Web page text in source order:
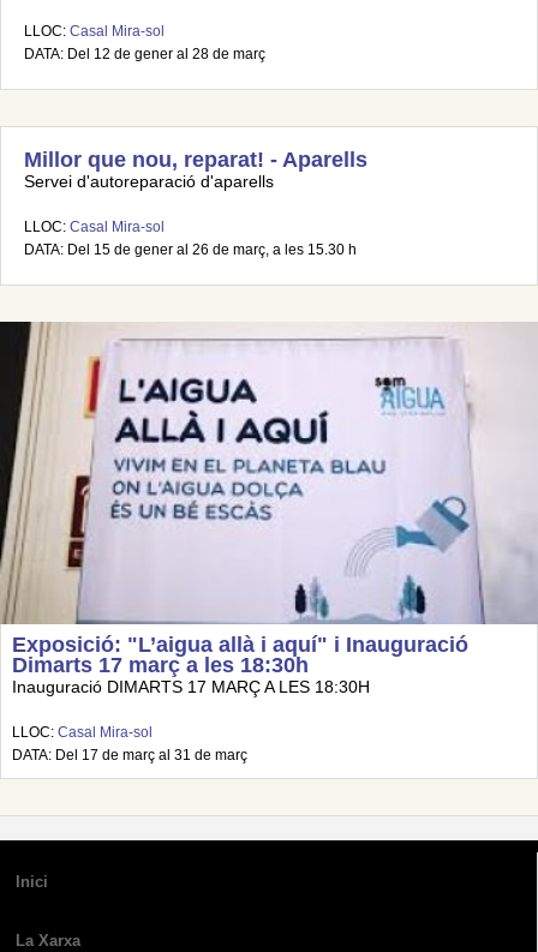
LLOC: Casal Mira-sol
DATA: Del 12 de gener al 28 de març
Millor que nou, reparat! - Aparells
Servei d'autoreparació d'aparells
LLOC: Casal Mira-sol
DATA: Del 15 de gener al 26 de març, a les 15.30 h
Exposició: "L’aigua allà i aquí" i Inauguració
Dimarts 17 març a les 18:30h
Inauguració DIMARTS 17 MARÇ A LES 18:30H
LLOC: Casal Mira-sol
DATA: Del 17 de març al 31 de març
Inici
La Xarxa